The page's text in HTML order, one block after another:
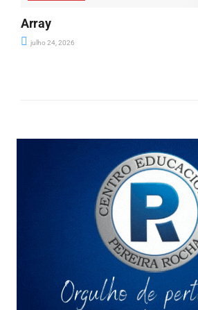
Array
julho 24, 2026